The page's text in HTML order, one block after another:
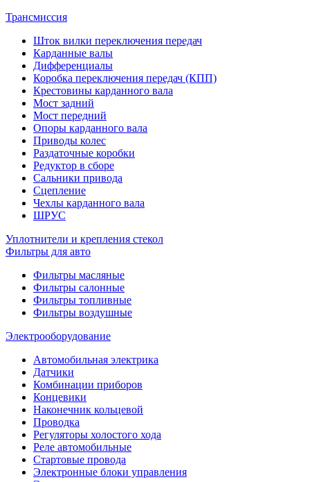
Трансмиссия
Шток вилки переключения передач
Карданные валы
Дифференциалы
Коробка переключения передач (КПП)
Крестовины карданного вала
Мост задний
Мост передний
Опоры карданного вала
Приводы колес
Раздаточные коробки
Редуктор в сборе
Сальники привода
Сцепление
Чехлы карданного вала
ШРУС
Уплотнители и крепления стекол
Фильтры для авто
Фильтры масляные
Фильтры салонные
Фильтры топливные
Фильтры воздушные
Электрооборудование
Автомобильная электрика
Датчики
Комбинации приборов
Концевики
Наконечник кольцевой
Проводка
Регуляторы холостого хода
Реле автомобильные
Стартовые провода
Электронные блоки управления